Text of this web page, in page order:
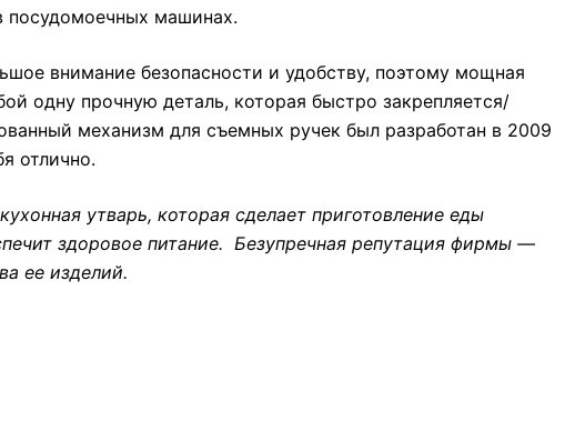
посудомоечных машинах.
внимание безопасности и удобству, поэтому мощная
одну прочную деталь, которая быстро закрепляется/
механизм для съемных ручек был разработан в 2009
отлично.
утварь, которая сделает приготовление еды
здоровое питание. Безупречная репутация фирмы —
ее изделий.